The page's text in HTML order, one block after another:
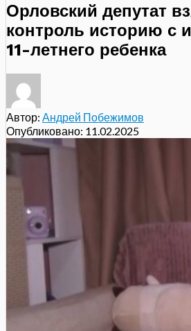
Орловский депутат
контроль историю с
11-летнего ребенка
Автор: Андрей Побежимов
Опубликовано: 11.02.2025